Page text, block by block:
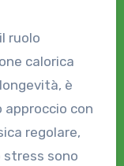
ruolo
calorica
è
con
regolare,
stress sono